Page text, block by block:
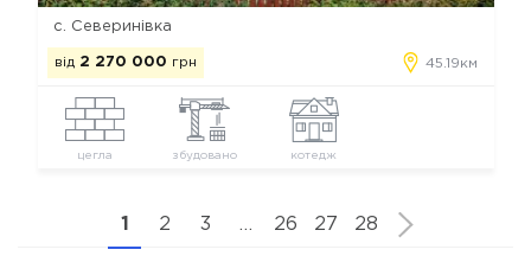
с. Северинівка
від 2 270 000 грн 45.19км
цегла збудовано котедж
1 2 3 … 26 27 28